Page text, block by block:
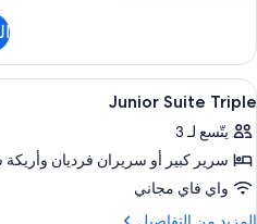
غرفة
جونيور
ثلاثية
استعراض
جميع
صور
Junior
Suite
Triple
8
Junior Suite Triple
يتّسع لـ 3
سرير كبير‫‬ أو سريران فرديان‫‬
واي فاي مجاني
المزيد